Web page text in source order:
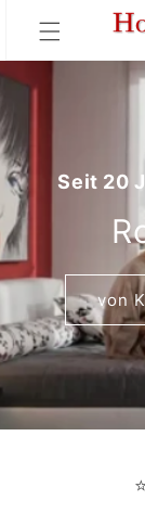
zum
Inhalt
Seit 20
von